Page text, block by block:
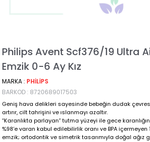
Philips Avent Scf376/19 Ultra
Emzik 0-6 Ay Kız
MARKA : PHILIPS
BARKOD : 8720689017503
Geniş hava delikleri sayesinde bebeğin dudak
artırır, cilt tahrişini ve ıslanmayı azaltır.
“Karanlıkta parlayan” tutma yüzeyi ile gece
%98’e varan kabul edilebilirlik oranı ve BPA içermeyen
emzik; ortodontik ve simetrik tasarımıyla doğal ağız